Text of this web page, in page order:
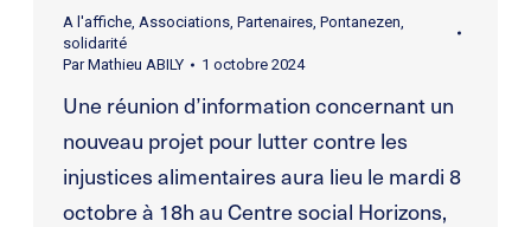
A l'affiche, Associations, Partenaires, Pontanezen
solidarité
ParMathieu ABILY 1 octobre 2024
Une réunion d’information concernant un
nouveau projet pour lutter contre les
injustices alimentaires aura lieu le mardi 8
octobre à 18h au Centre social Horizons,